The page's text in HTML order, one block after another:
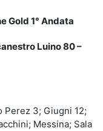
Gold 1° Andata
Luino 80 –
Perez 3; Giugni 12;
Messina; Sala